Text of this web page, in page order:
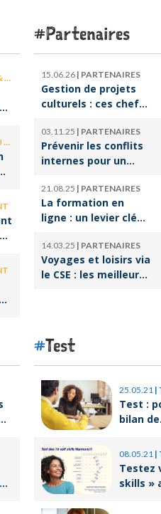
Partenaires
15.06.26 | PARTENAIRES
Gestion de projets
culturels : ces chefs
l’ombre qui font vivre
la culture
03.11.25 | PARTENAIRES
Prévenir les conflits
internes pour un
serein
21.08.25 | PARTENAIRES
La formation en
ligne : un levier clé
reconversion
professionnelle
14.03.25 | PARTENAIRES
Voyages et loisirs via
le CSE : les meilleures
Test
25.05.21 |
Test :
bilan de
quoi ?
08.05.21 |
Testez vos « soft
skills »